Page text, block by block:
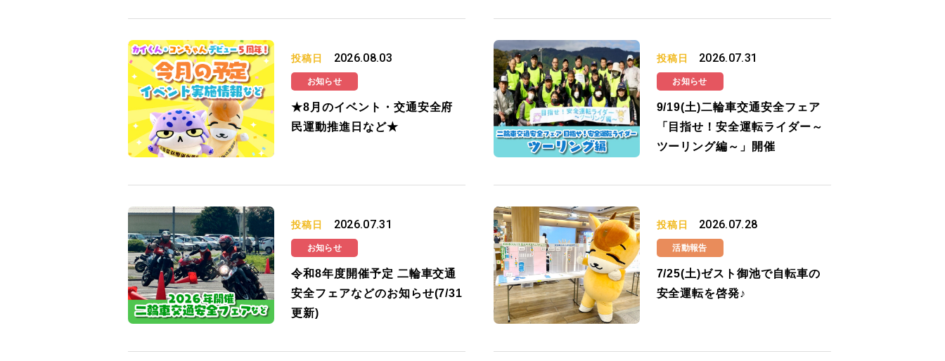
投稿日 2026.08.03
お知らせ
★8月のイベント・交通安全府
民運動推進日など★
投稿日 2026.07.31
お知らせ
9/19(土)二輪車交通安全フェア
「目指せ！安全運転ライダー～
ツーリング編～」開催
投稿日 2026.07.31
お知らせ
令和8年度開催予定 二輪車交通
安全フェアなどのお知らせ(7/31
更新)
投稿日 2026.07.28
活動報告
7/25(土)ゼスト御池で自転車の
安全運転を啓発♪